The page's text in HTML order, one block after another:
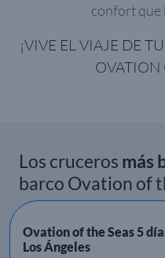
confort que
¡VIVE EL VIAJE DE
OVATION
Los cruceros más
barco Ovation of
Ovation of the Seas 5
Los Ángeles